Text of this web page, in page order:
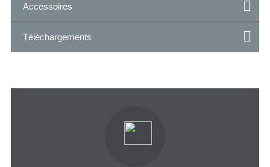
Accessoires
Téléchargements